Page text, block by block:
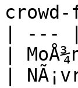
| ---
|
|